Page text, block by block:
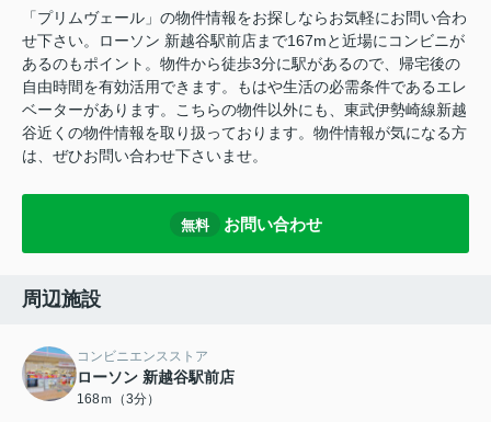
「プリムヴェール」の物件情報をお探しならお気軽にお問い合わ
せ下さい。ローソン 新越谷駅前店まで167mと近場にコンビニが
あるのもポイント。物件から徒歩3分に駅があるので、帰宅後の
自由時間を有効活用できます。もはや生活の必需条件であるエレ
ベーターがあります。こちらの物件以外にも、東武伊勢崎線新越
谷近くの物件情報を取り扱っております。物件情報が気になる方
は、ぜひお問い合わせ下さいませ。
無料 お問い合わせ
周辺施設
コンビニエンスストア
ローソン 新越谷駅前店
168ｍ（3分）